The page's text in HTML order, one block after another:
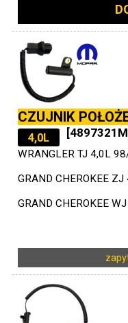
CZUJNIK
4,0L
WRANGLER TJ 4,0L
GRAND CHEROKEE
GRAND CHEROKEE